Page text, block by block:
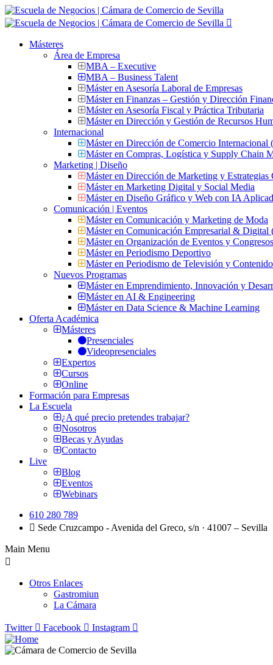
Másteres
Área de Empresa
MBA – Executive
MBA – Business Talent
Máster en Asesoría Laboral de Empresas
Máster en Finanzas – Gestión y Dirección
Máster en Asesoría Fiscal y Práctica Tributaria
Máster en Dirección y Gestión de Recursos
Internacional
Máster en Dirección de Comercio
Máster en Compras, Logística y Supply Chain
Marketing | Diseño
Máster en Dirección de Marketing y Estrategias
Máster en Marketing Digital y Social Media
Máster en Diseño Gráfico y Web con IA
Comunicación | Eventos
Máster en Comunicación y Marketing de Moda
Máster en Comunicación Empresarial &
Máster en Organización de Eventos y
Máster en Periodismo Deportivo
Máster en Periodismo de Televisión y
Nuevos Programas
Máster en Emprendimiento, Innovación y
Máster en AI & Engineering
Máster en Data Science & Machine Learning
Oferta Académica
Másteres
Presenciales
Videopresenciales
Expertos
Cursos
Online
Formación para Empresas
La Escuela
¿A qué precio pretendes trabajar?
Nosotros
Becas y Ayudas
Contacto
Live
Blog
Eventos
Webinars
610 280 789
Sede Cruzcampo - Avenida del Greco, s/n · 41007 – Sevilla
Main Menu
Otros Enlaces
Gastromiun
La Cámara
Twitter Facebook Instagram